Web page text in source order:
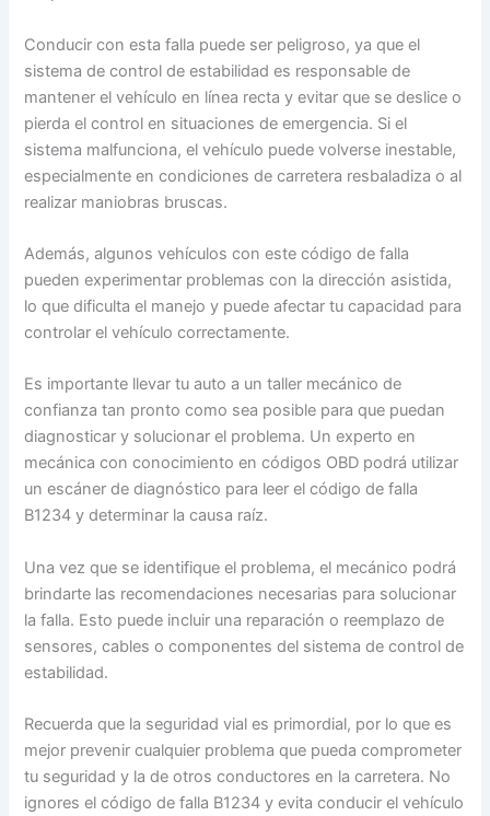
Conducir con esta falla puede ser peligroso, ya que el
sistema de control de estabilidad es responsable de
mantener el vehículo en línea recta y evitar que se deslice o
pierda el control en situaciones de emergencia. Si el
sistema malfunciona, el vehículo puede volverse inestable,
especialmente en condiciones de carretera resbaladiza o al
realizar maniobras bruscas.
Además, algunos vehículos con este código de falla
pueden experimentar problemas con la dirección asistida,
lo que dificulta el manejo y puede afectar tu capacidad para
controlar el vehículo correctamente.
Es importante llevar tu auto a un taller mecánico de
confianza tan pronto como sea posible para que puedan
diagnosticar y solucionar el problema. Un experto en
mecánica con conocimiento en códigos OBD podrá utilizar
un escáner de diagnóstico para leer el código de falla
B1234 y determinar la causa raíz.
Una vez que se identifique el problema, el mecánico podrá
brindarte las recomendaciones necesarias para solucionar
la falla. Esto puede incluir una reparación o reemplazo de
sensores, cables o componentes del sistema de control de
estabilidad.
Recuerda que la seguridad vial es primordial, por lo que es
mejor prevenir cualquier problema que pueda comprometer
tu seguridad y la de otros conductores en la carretera. No
ignores el código de falla B1234 y evita conducir el vehículo